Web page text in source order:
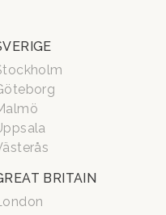
BRITAIN